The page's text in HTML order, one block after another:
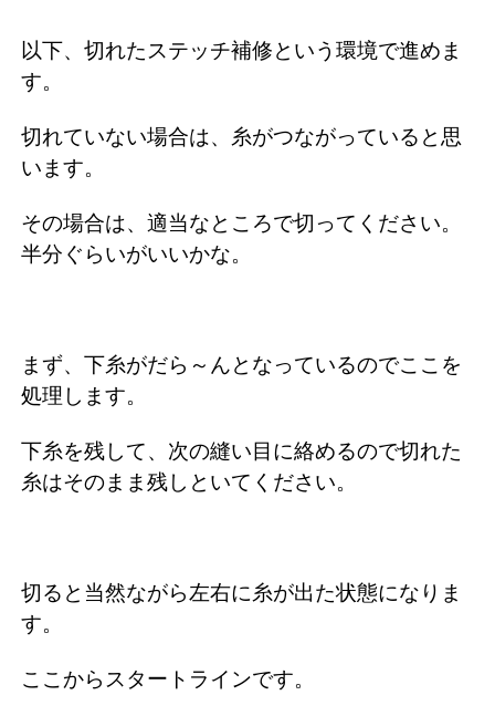
以下、切れたステッチ補修という環境で進めま
す。
切れていない場合は、糸がつながっていると思
います。
その場合は、適当なところで切ってください。
半分ぐらいがいいかな。
まず、下糸がだら～んとなっているのでここを
処理します。
下糸を残して、次の縫い目に絡めるので切れた
糸はそのまま残しといてください。
切ると当然ながら左右に糸が出た状態になりま
す。
ここからスタートラインです。